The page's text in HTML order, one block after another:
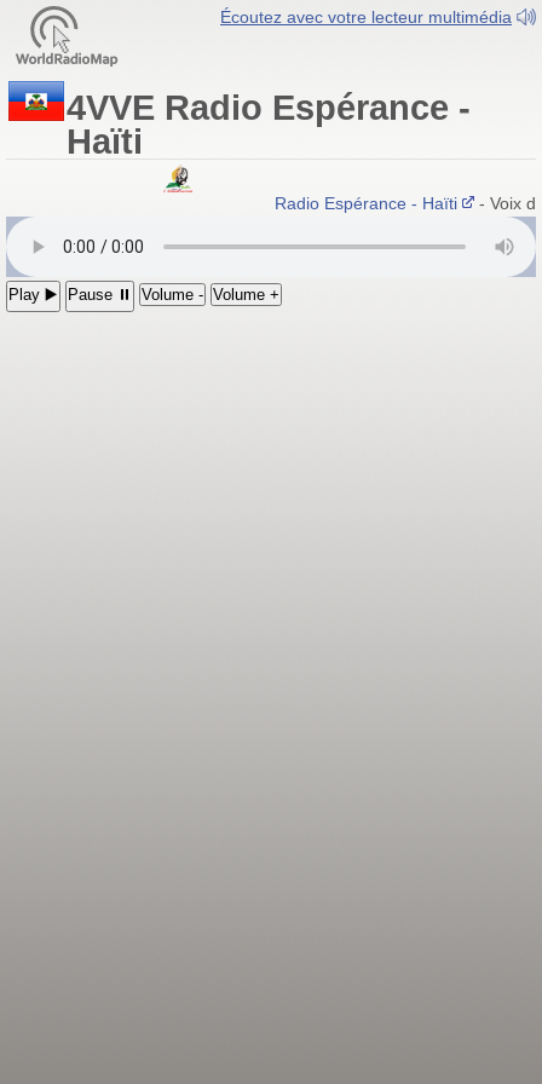
Écoutez avec votre lecteur multimédia
4VVE Radio Espérance -
Haïti
Radio Espérance - Haïti - Voix de
Play ▶️ Pause ⏸ Volume - Volume +